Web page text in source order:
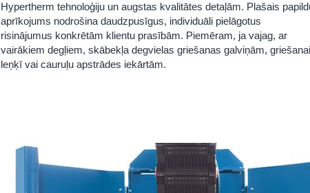
Hypertherm tehnoloģiju un augstas kvalitātes detaļām. Plašais
aprīkojums nodrošina daudzpusīgus, individuāli pielāgotus
risinājumus konkrētām klientu prasībām. Piemēram, ja vajag, ar
vairākiem degļiem, skābekļa degvielas griešanas galviņām, griešanai
leņķī vai cauruļu apstrādes iekārtām.